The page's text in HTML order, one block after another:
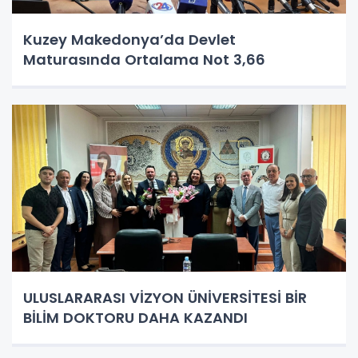
Kuzey Makedonya’da Devlet
Maturasında Ortalama Not 3,66
ULUSLARARASI VİZYON ÜNİVERSİTESİ BİR
BİLİM DOKTORU DAHA KAZANDI